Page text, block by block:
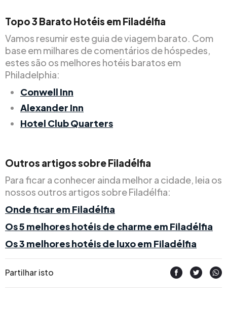
Topo3 Barato Hotéis em Filadélfia
Vamos resumir este guia de viagem barato. Com
base em milhares de comentários de hóspedes,
estes são os melhores hotéis baratos em
Philadelphia:
Conwell Inn
Alexander Inn
Hotel Club Quarters
Outros artigos sobre Filadélfia
Para ficar a conhecer ainda melhor a cidade, leia os
nossos outros artigos sobre Filadélfia:
Onde ficar em Filadélfia
Os 5 melhores hotéis de charme em Filadélfia
Os 3 melhores hotéis de luxo em Filadélfia
Partilhar isto